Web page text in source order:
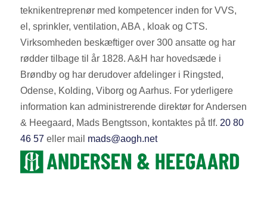
teknikentreprenør med kompetencer inden for VVS,
el, sprinkler, ventilation, ABA , kloak og CTS.
Virksomheden beskæftiger over 300 ansatte og har
rødder tilbage til år 1828. A&H har hovedsæde i
Brøndby og har derudover afdelinger i Ringsted,
Odense, Kolding, Viborg og Aarhus. For yderligere
information kan administrerende direktør for Andersen
& Heegaard, Mads Bengtsson, kontaktes på tlf. 20 80
46 57 eller mail mads@aogh.net